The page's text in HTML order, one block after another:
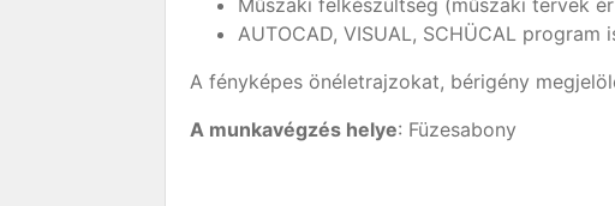
Műszaki felkészültség (műszaki tervek
AUTOCAD, VISUAL, SCHÜCAL program
A fényképes önéletrajzokat, bérigény
A munkavégzés helye: Füzesabony